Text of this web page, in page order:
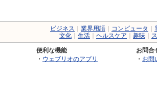
ビジネス 業界用語 コンピュータ
文化
生活 ヘルスケア 趣味
便利な機能
・ ウェブリオのアプリ
お問合
・ お問